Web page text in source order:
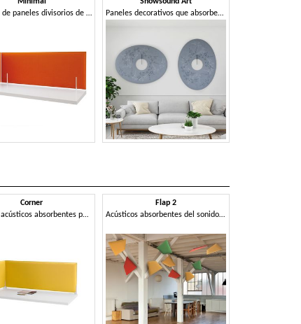
Sistema de paneles divisorios de escritorio.
Paneles decorativos que absorben el sonido.
Corner
Paneles acústicos absorbentes para mesas
Flap 2
Acústicos absorbentes del sonido panel modular, en el estilo de diseño